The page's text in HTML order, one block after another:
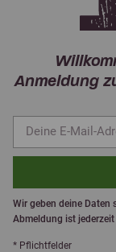
Anmeldung
Wir geben deine
Abmeldung ist
* Pflichtfelder